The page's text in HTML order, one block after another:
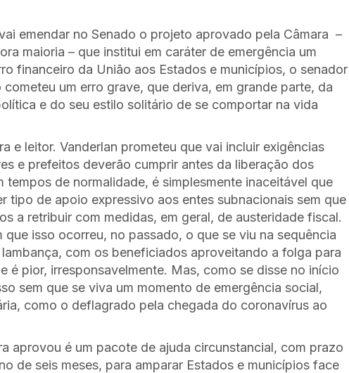
emendar no Senado o projeto aprovado pela Câmara –
maioria – que institui em caráter de emergência um
financeiro da União aos Estados e municípios, o senador
cometeu um erro grave, que deriva, em grande parte, da
e do seu estilo solitário de se comportar na vida
e leitor. Vanderlan prometeu que vai incluir exigências
e prefeitos deverão cumprir antes da liberação dos
tempos de normalidade, é simplesmente inaceitável que
tipo de apoio expressivo aos entes subnacionais sem que
a retribuir com medidas, em geral, de austeridade fiscal.
que isso ocorreu, no passado, o que se viu na sequência
com os beneficiados aproveitando a folga para
é pior, irresponsavelmente. Mas, como se disse no início
sem que se viva um momento de emergência social,
como o deflagrado pela chegada do coronavírus ao
aprovou é um pacote de ajuda circunstancial, com prazo
de seis meses, para amparar Estados e municípios face